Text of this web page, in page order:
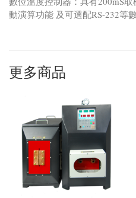
動演算功能 及可選配RS-232等數
更多商品